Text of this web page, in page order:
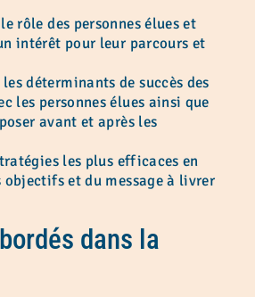
rôle des personnes élues et
intérêt pour leur parcours et
déterminants de succès des
les personnes élues ainsi que
avant et après les
les plus efficaces en
et du message à livrer
dans la